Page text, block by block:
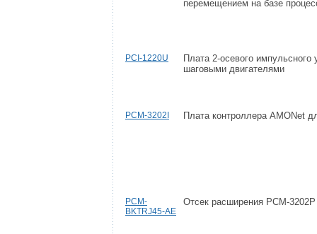
перемещением на базе
PCI-1220U
Плата 2-осевого
шаговыми двигателями
PCM-3202I Плата контроллера AMONet
PCM-
BKTRJ45-AE
Отсек расширения PCM-